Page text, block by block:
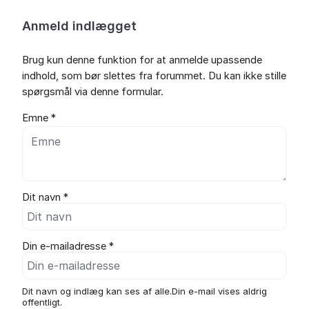
Anmeld indlægget
Brug kun denne funktion for at anmelde upassende
indhold, som bør slettes fra forummet. Du kan ikke stille
spørgsmål via denne formular.
Emne *
Dit navn *
Din e-mailadresse *
Dit navn og indlæg kan ses af alle.Din e-mail vises aldrig
offentligt.